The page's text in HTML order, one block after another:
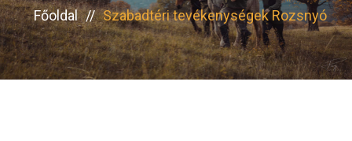
Főoldal // Szabadtéri tevékenységek Rozsnyó